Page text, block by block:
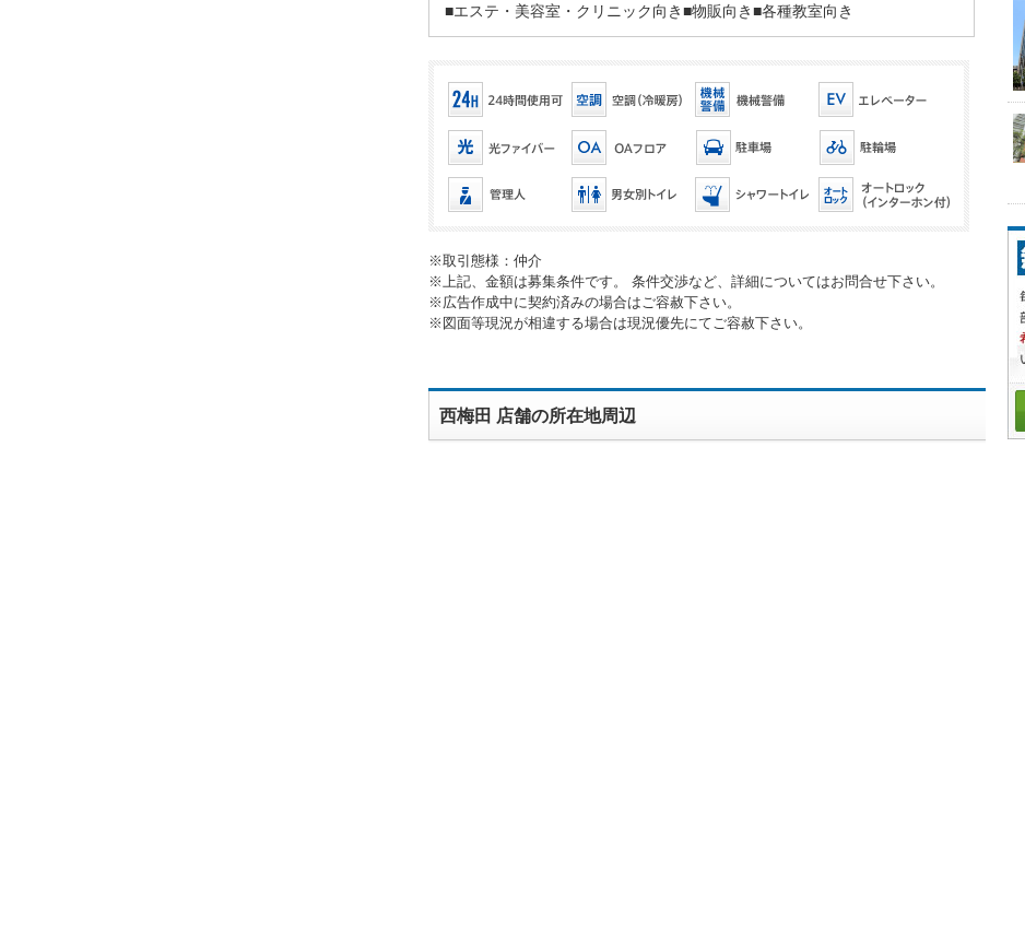
■エステ・美容室・クリニック向き■物販向き■各種教室向き
※取引態様：仲介
※上記、金額は募集条件です。 条件交渉など、詳細についてはお問合せ下さい。
※広告作成中に契約済みの場合はご容赦下さい。
※図面等現況が相違する場合は現況優先にてご容赦下さい。
西梅田 店舗の所在地周辺